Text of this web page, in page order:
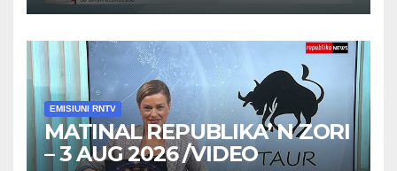
EMISIUNI RNTV
MATINAL REPUBLIKA’ N ZORI
– 3 AUG 2026 /VIDEO